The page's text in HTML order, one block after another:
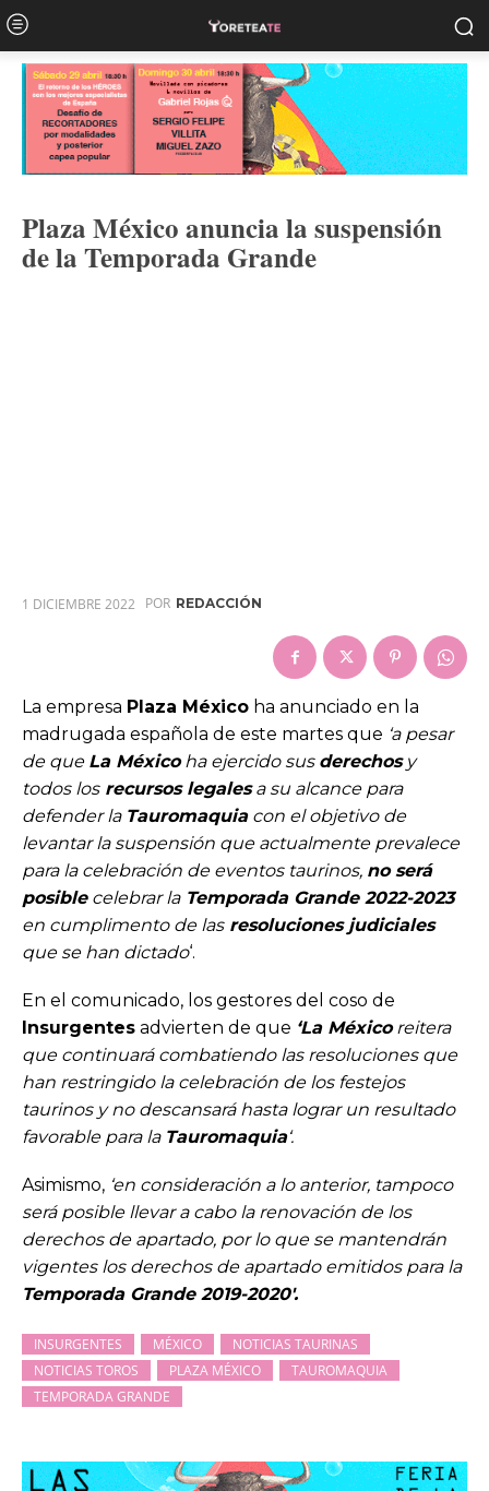
Plaza México anuncia la suspensión
de la Temporada Grande
1 DICIEMBRE 2022 POR REDACCIÓN
La empresa Plaza México ha anunciado en la
madrugada española de este martes que ‘a pesar
de que La Méxicoha ejercido sus derechosy
todos losrecursos legalesa su alcance para
defender la Tauromaquiacon el objetivo de
levantar la suspensión que actualmente prevalece
para la celebración de eventos taurinos, no será
posiblecelebrar laTemporada Grande 2022-2023
en cumplimento de lasresoluciones judiciales
que se han dictado‘.
En el comunicado, los gestores del coso de
Insurgentes advierten de que ‘La Méxicoreitera
que continuará combatiendo las resoluciones que
han restringido la celebración de los festejos
taurinos y no descansará hasta lograr un resultado
favorable para la Tauromaquia‘.
Asimismo, ‘en consideración a lo anterior, tampoco
será posible llevar a cabo la renovación de los
derechos de apartado, por lo que se mantendrán
vigentes los derechos de apartado emitidos para la
Temporada Grande 2019-2020′.
INSURGENTES MÉXICO
NOTICIAS TAURINAS
NOTICIAS TOROS
PLAZA MÉXICO
TAUROMAQUIA
TEMPORADA GRANDE